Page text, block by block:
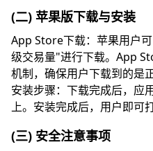
(二) 苹果版下载与安装
App Store下载：苹果用户
级交易量"进行下载。App
机制，确保用户下载到的是
安装步骤：下载完成后，应
上。安装完成后，用户即可
(三) 安全注意事项